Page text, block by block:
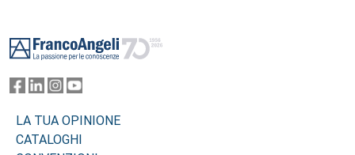
LA TUA OPINIONE
CATALOGHI